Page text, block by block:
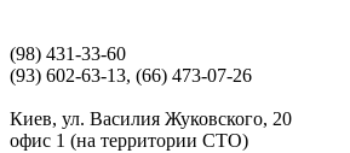
(98) 431-33-60
(93) 602-63-13, (66) 473-07-26
Киев, ул. Василия Жуковского, 20
офис 1 (на территории СТО)